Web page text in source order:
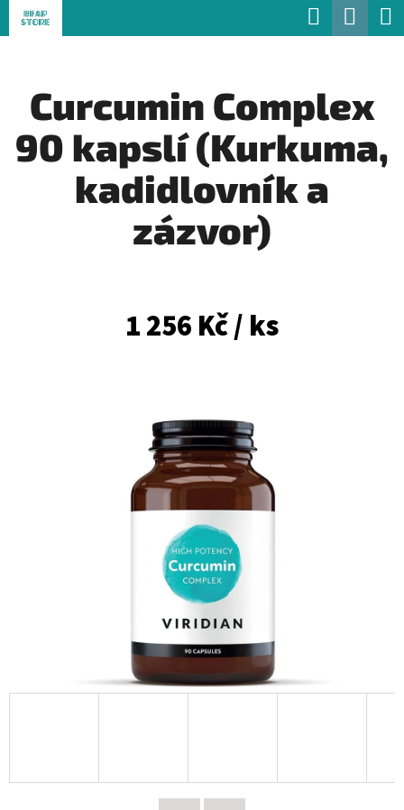
Přejít
na
Hledat
Curcumin Complex
90 kapslí (Kurkuma,
kadidlovník a
zázvor)
1 256 Kč/ ks
O
Zpět
Zpět
O
P